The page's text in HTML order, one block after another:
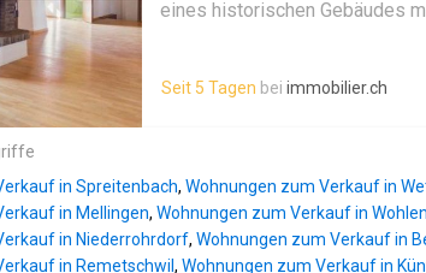
eines historischen Gebäudes
vielseitigem
grosszügigen Wohnebenen
Gestaltungsmöglichkeiten
verfügt über drei helle
Seit 5 Tagen bei immobilier.ch
in Spreitenbach, Wohnungen zum Verkauf in
in Mellingen, Wohnungen zum Verkauf in
in Niederrohrdorf, Wohnungen zum Verkauf in
in Remetschwil , Wohnungen zum Verkauf in